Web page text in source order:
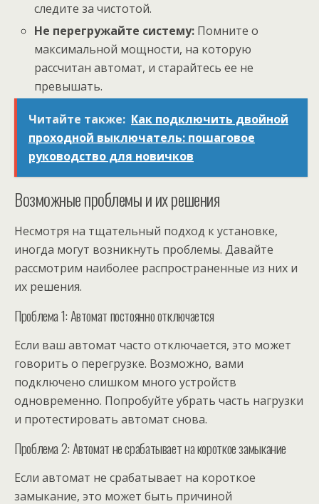
следите за чистотой.
Не перегружайте систему: Помните о
максимальной мощности, на которую
рассчитан автомат, и старайтесь ее не
превышать.
Читайте также: Как подключить двойной
проходной выключатель: пошаговое
руководство для новичков
Возможные проблемы и их решения
Несмотря на тщательный подход к установке,
иногда могут возникнуть проблемы. Давайте
рассмотрим наиболее распространенные из них и
их решения.
Проблема 1: Автомат постоянно отключается
Если ваш автомат часто отключается, это может
говорить о перегрузке. Возможно, вами
подключено слишком много устройств
одновременно. Попробуйте убрать часть нагрузки
и протестировать автомат снова.
Проблема 2: Автомат не срабатывает на короткое замыкание
Если автомат не срабатывает на короткое
замыкание, это может быть причиной